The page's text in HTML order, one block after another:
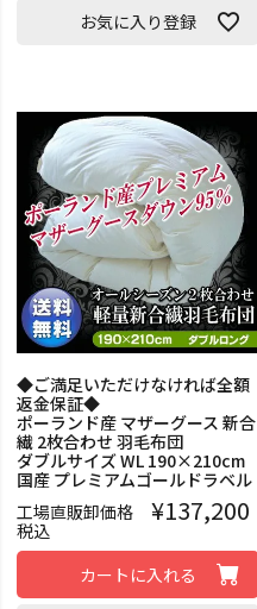
お気に入り登録
◆ご満足いただけなければ全額
返金保証◆
ポーランド産 マザーグース 新合
繊 2枚合わせ 羽毛布団
ダブルサイズ WL 190×210cm
国産 プレミアムゴールドラベル
工場直販卸価格
¥137,200
税込
カートに入れる